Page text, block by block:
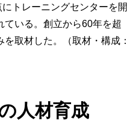
トレーニングセンターを開
いる。創立から60年を超
取材した。（取材・構成：
人材育成